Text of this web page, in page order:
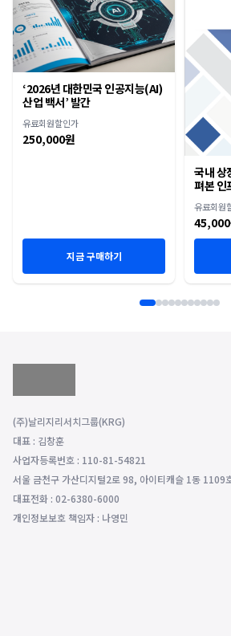
‘2026년 대한민국 인공지능(AI)
산업 백서’ 발간
유료회원할인가
250,000원
지금 구매하기
국내 상
펴본 인프라·플랫폼·피지컬 AI
유료회원
(주)날리지리서치그룹(KRG)
대표 : 김창훈
사업자등록번호 : 110-81-54821
서울 금천구 가산디지털2로 98, 아이티캐슬 1동 1109
대표전화 : 02-6380-6000
개인정보보호 책임자 : 나영민